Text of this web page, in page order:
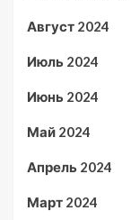
Август 2024
Июль 2024
Июнь 2024
Май 2024
Апрель 2024
Март 2024